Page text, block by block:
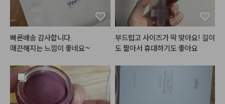
#헤메코리뷰어
잘 불려주는 편입니다. 아침에 바
르면 그 어떤 글로우립보다 반짝거
리기는 하지만.. 좀만 많이 발랐다
싶으면 흘러내리고.. 제형이 안 맞
으면 아래 발라둔 립베이스부터 립
ㅋㅋ.. 게다가 심플리웍스가 늘 아
쉬운 점은 가격이.. ㅎㅎㅜㅜ 가격
이 비싸요.. 할인 좀 팍팍 부탁드릴
빠른배송 감사합니다.
매끈해지는 느낌이 좋네요~
부드럽고 사이즈가 딱 맞아요! 길이
도 짧아서 휴대하기도 좋아요